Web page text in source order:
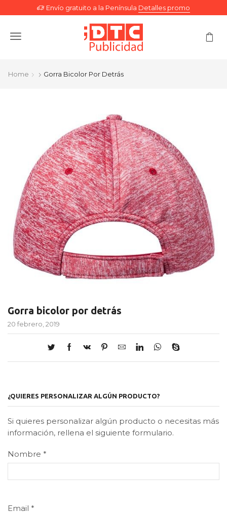
Envío gratuito a la Península Detalles promo
Menu
Home Gorra Bicolor Por Detrás
Gorra bicolor por detrás
20 febrero, 2019
¿QUIERES PERSONALIZAR ALGÚN PRODUCTO?
Si quieres personalizar algún producto o necesitas más
información, rellena el siguiente formulario.
Nombre *
Email *